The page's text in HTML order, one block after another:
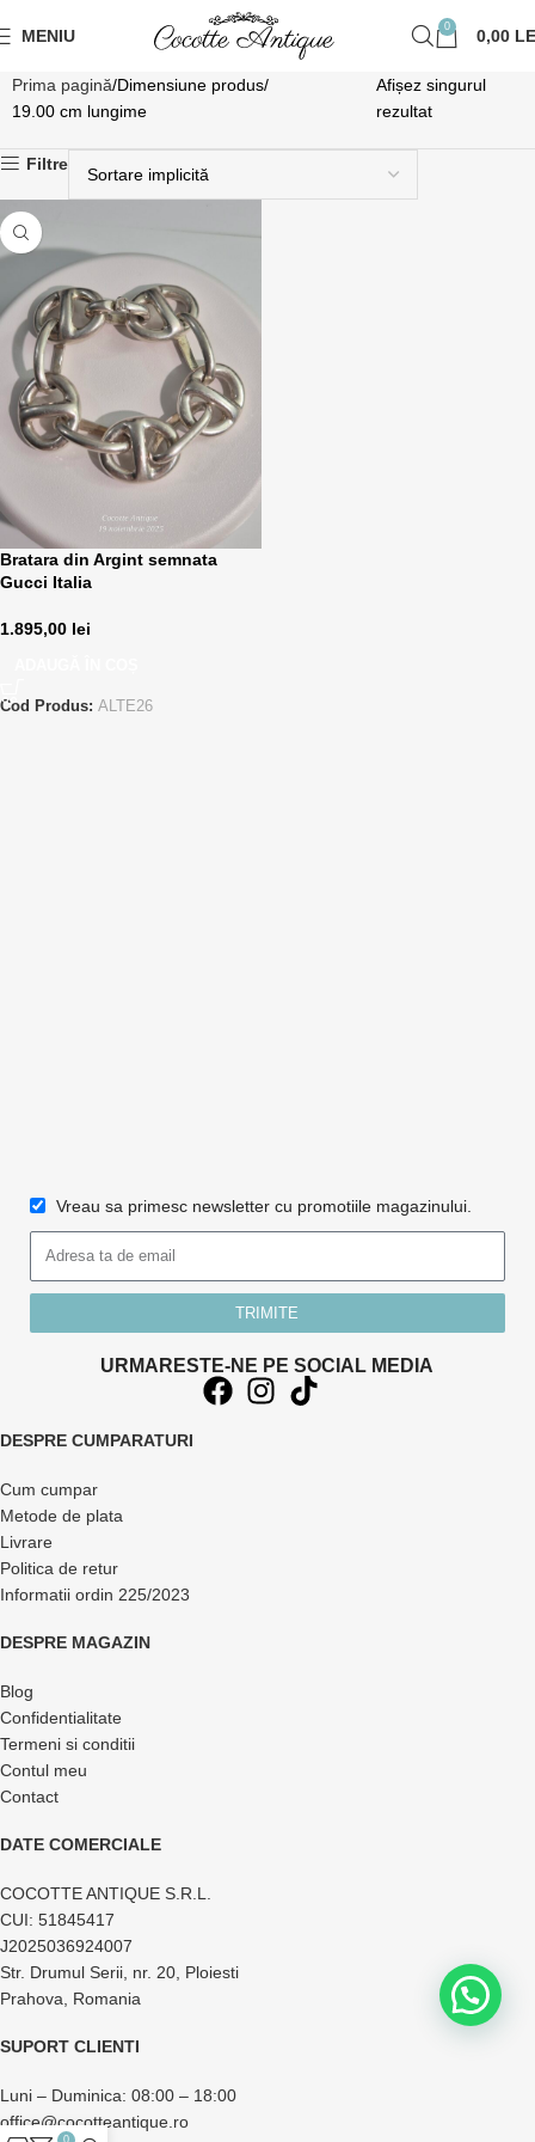
MENIU 0 0,00
Prima pagină Dimensiune produs
19.00 cm lungime
Afișez singurul
rezultat
Filtre
Bratara din Argint semnata
Gucci Italia
1.895,00 lei
Cod Produs: ALTE26
Vreau sa primesc newsletter cu promotiile magazinului.
TRIMITE
URMARESTE-NE PE SOCIAL MEDIA
DESPRE CUMPARATURI
Cum cumpar
Metode de plata
Livrare
Politica de retur
Informatii ordin 225/2023
DESPRE MAGAZIN
Blog
Confidentialitate
Termeni si conditii
Contul meu
Contact
DATE COMERCIALE
COCOTTE ANTIQUE S.R.L.
CUI: 51845417
J2025036924007
Str. Drumul Serii, nr. 20, Ploiesti
Prahova, Romania
SUPORT CLIENTI
Luni – Duminica: 08:00 – 18:00
office@cocotteantique.ro
0